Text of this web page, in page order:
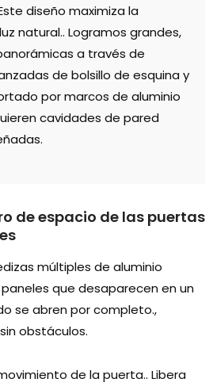
diseño maximiza la
natural.. Logramos grandes,
a través de
de bolsillo de esquina y
por marcos de aluminio
cavidades de pared
de espacio de las puertas
múltiples de aluminio
que desaparecen en un
se abren por completo.,
obstáculos.
de la puerta.. Libera